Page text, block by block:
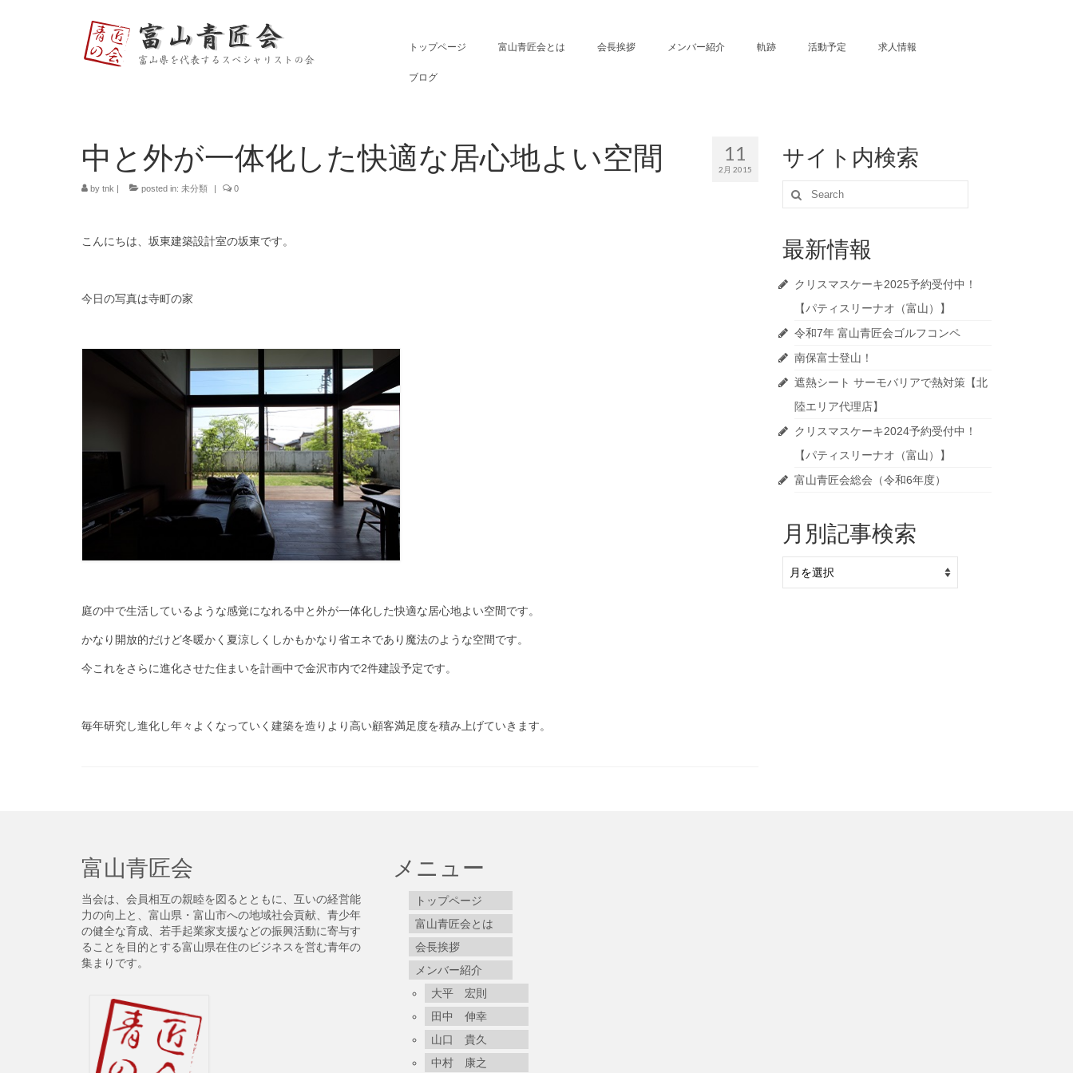
トップページ 富山青匠会とは 会長挨拶 メンバー紹介 軌跡 活動予定 求人情報
ブログ
11
2月 2015
中と外が一体化した快適な居心地よい空間
by tnk | posted in: 未分類 | 0
こんにちは、坂東建築設計室の坂東です。
今日の写真は寺町の家
庭の中で生活しているような感覚になれる中と外が一体化した快適な居心地よい空間です。
かなり開放的だけど冬暖かく夏涼しくしかもかなり省エネであり魔法のような空間です。
今これをさらに進化させた住まいを計画中で金沢市内で2件建設予定です。
毎年研究し進化し年々よくなっていく建築を造りより高い顧客満足度を積み上げていきます。
サイト内検索
Search
for:
最新情報
クリスマスケーキ2025予約受付中！
【パティスリーナオ（富山）】
令和7年 富山青匠会ゴルフコンペ
南保富士登山！
遮熱シート サーモバリアで熱対策【北
陸エリア代理店】
クリスマスケーキ2024予約受付中！
【パティスリーナオ（富山）】
富山青匠会総会（令和6年度）
月別記事検索
別
富山青匠会
当会は、会員相互の親睦を図るとともに、互いの経営能
力の向上と、富山県・富山市への地域社会貢献、青少年
の健全な育成、若手起業家支援などの振興活動に寄与す
ることを目的とする富山県在住のビジネスを営む青年の
集まりです。
メニュー
トップページ
富山青匠会とは
会長挨拶
メンバー紹介
大平 宏則
田中 伸幸
山口 貴久
中村 康之